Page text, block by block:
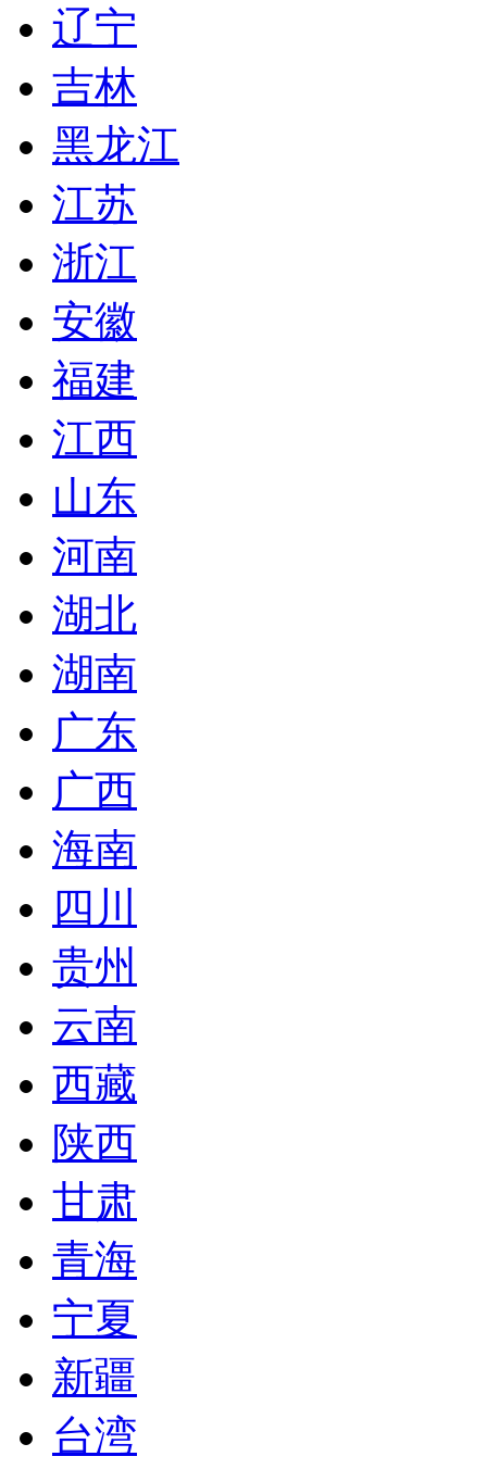
辽宁
吉林
黑龙江
江苏
浙江
安徽
福建
江西
山东
河南
湖北
湖南
广东
广西
海南
四川
贵州
云南
西藏
陕西
甘肃
青海
宁夏
新疆
台湾